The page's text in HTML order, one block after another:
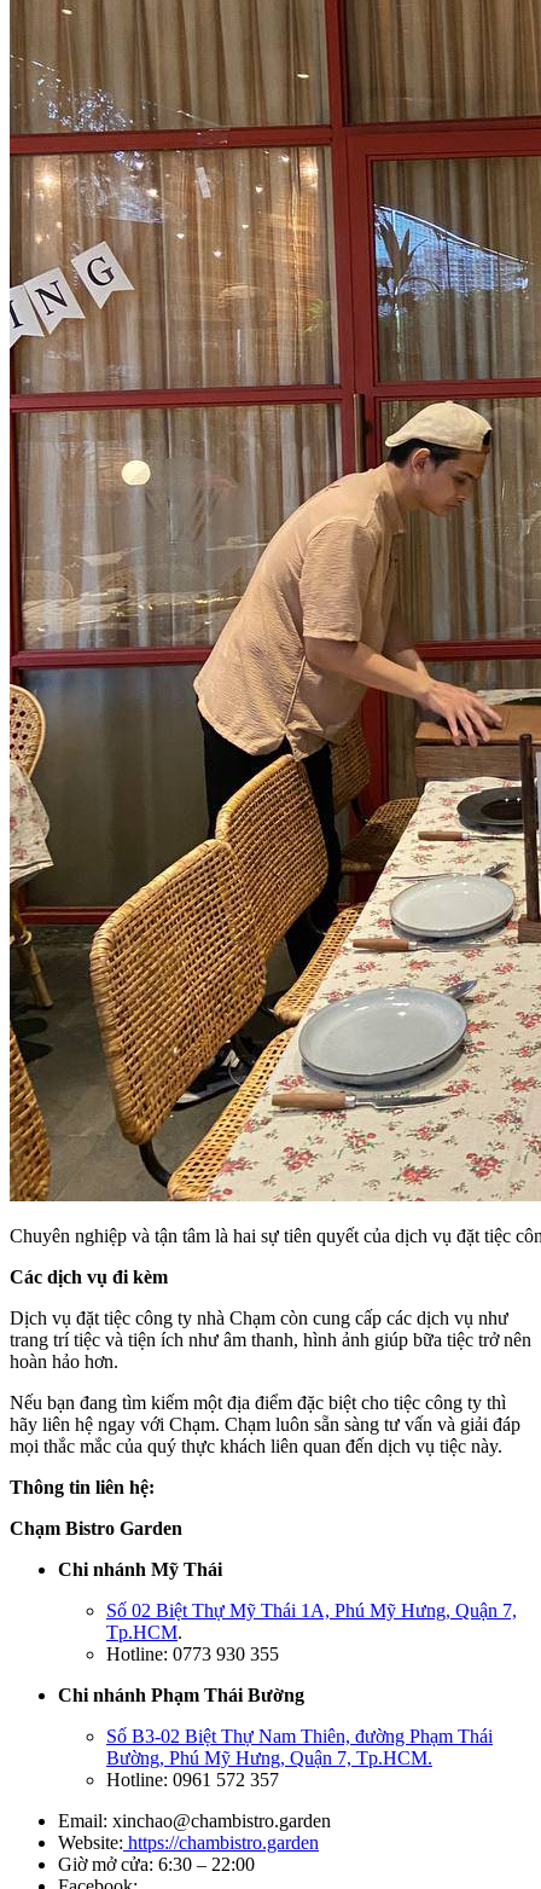
Chuyên nghiệp và tận tâm là hai sự tiên quyết của dịch vụ đặt tiệc
Các dịch vụ đi kèm
Dịch vụ đặt tiệc công ty nhà Chạm còn cung cấp các dịch vụ như
trang trí tiệc và tiện ích như âm thanh, hình ảnh giúp bữa tiệc trở nên
hoàn hảo hơn.
Nếu bạn đang tìm kiếm một địa điểm đặc biệt cho tiệc công ty thì
hãy liên hệ ngay với Chạm. Chạm luôn sẵn sàng tư vấn và giải đáp
mọi thắc mắc của quý thực khách liên quan đến dịch vụ tiệc này.
Thông tin liên hệ:
Chạm Bistro Garden
Chi nhánh Mỹ Thái
Số 02 Biệt Thự Mỹ Thái 1A, Phú Mỹ Hưng, Quận 7,
Tp.HCM.
Hotline: 0773 930 355
Chi nhánh Phạm Thái Bường
Số B3-02 Biệt Thự Nam Thiên, đường Phạm Thái
Bường, Phú Mỹ Hưng, Quận 7, Tp.HCM.
Hotline: 0961 572 357
Email: xinchao@chambistro.garden
Website: https://chambistro.garden
Giờ mở cửa: 6:30 – 22:00